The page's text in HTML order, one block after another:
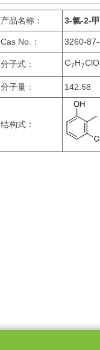
产品名称： 3-氯-2-
Cas No.： 3260-
分子式： C7H7ClO
分子量： 142.58
结构式：